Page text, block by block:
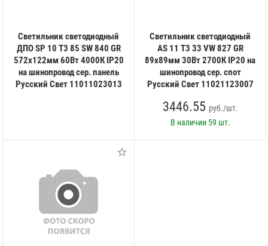
Светильник светодиодный
ДПО SP 10 T3 85 SW 840 GR
572х122мм 60Вт 4000К IP20
на шинопровод сер. панель
Русский Свет 11011023013
Светильник светодиодный
AS 11 T3 33 VW 827 GR
89х89мм 30Вт 2700К IP20 на
шинопровод сер. спот
Русский Свет 11021123007
3446.55 руб./шт.
В наличии 59 шт.